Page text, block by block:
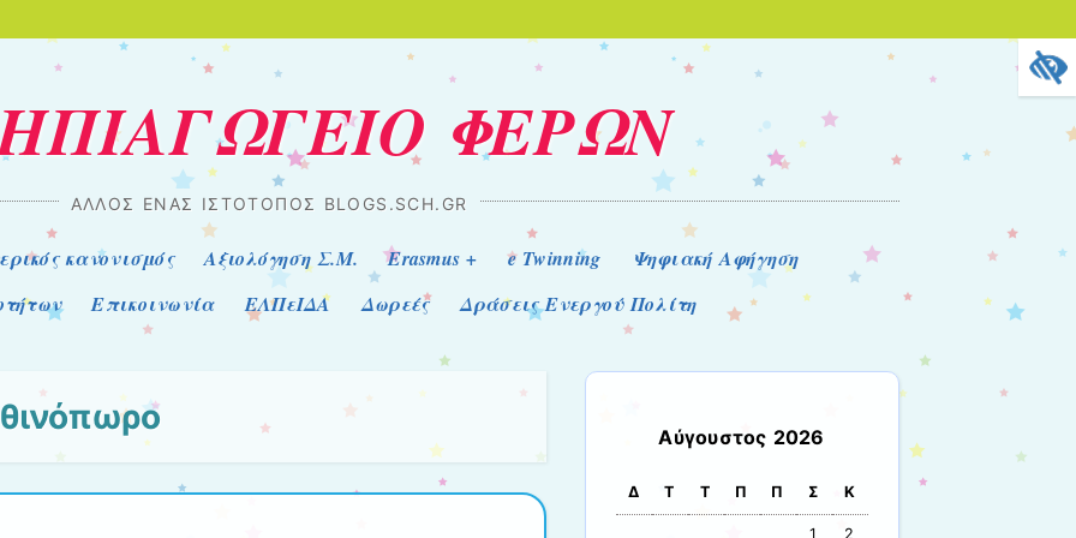
ΦΕΡΩΝ
ΆΛΛΟΣ ΈΝΑΣ ΙΣΤΌΤΟΠΟΣ BLOGS.SCH.GR
κανονισμός Αξιολόγηση Σ.Μ. Erasmus + e Twinning
Ψηφιακή Αφήγηση
Επικοινωνία ΕΛΠεΙΔΑ Δωρεές Δράσεις Ενεργού Πολίτη
Αύγουστος 2026
Δ Τ Τ Π Π Σ Κ
1 2